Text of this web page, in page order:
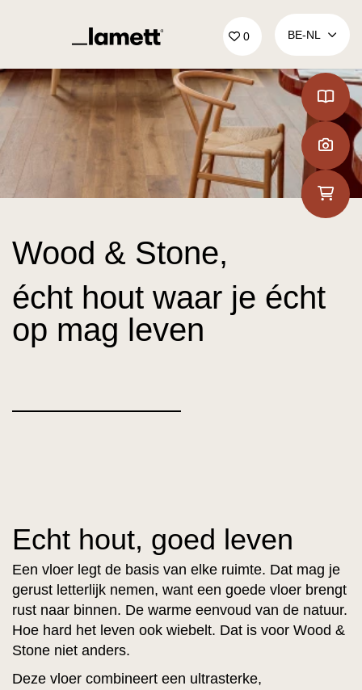
Terug naar home 0 BE‑NL
Wood & Stone,
écht hout waar je écht
op mag leven
Echt hout, goed leven
Een vloer legt de basis van elke ruimte. Dat mag je
gerust letterlijk nemen, want een goede vloer brengt
rust naar binnen. De warme eenvoud van de natuur.
Hoe hard het leven ook wiebelt. Dat is voor Wood &
Stone niet anders.
Deze vloer combineert een ultrasterke,